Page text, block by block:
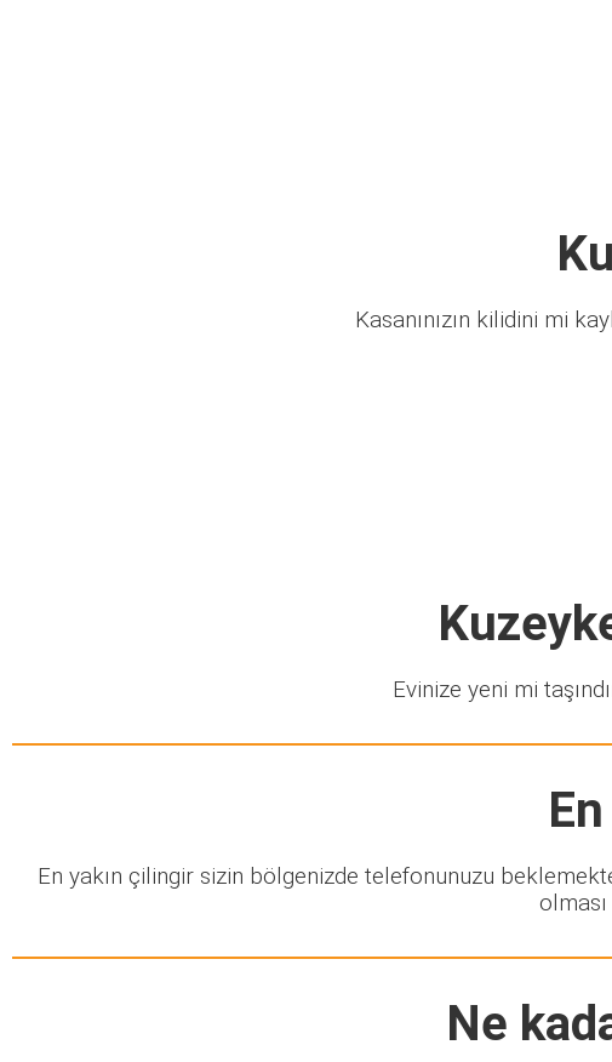
Kasanınızın kilidini mi
Evinize yeni mi
En yakın çilingir sizin bölgenizde telefonunuzu
Ne